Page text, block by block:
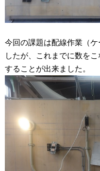
今回の課題は配線作業（
したが、これまでに数を
することが出来ました。